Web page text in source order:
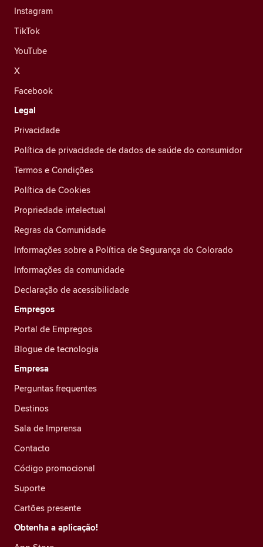
Instagram
TikTok
YouTube
X
Facebook
Legal
Privacidade
Política de privacidade de dados de saúde do consumidor
Termos e Condições
Política de Cookies
Propriedade intelectual
Regras da Comunidade
Informações sobre a Política de Segurança do Colorado
Informações da comunidade
Declaração de acessibilidade
Empregos
Portal de Empregos
Blogue de tecnologia
Empresa
Perguntas frequentes
Destinos
Sala de Imprensa
Contacto
Código promocional
Suporte
Cartões presente
Obtenha a aplicação!